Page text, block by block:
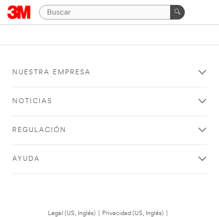
NUESTRA EMPRESA
NOTICIAS
REGULACIÓN
AYUDA
Legal (US, Inglés) Privacidad (US, Inglés)